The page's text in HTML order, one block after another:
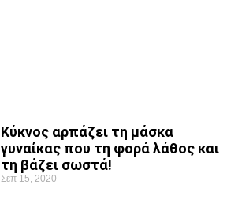
Κύκνος αρπάζει τη μάσκα
γυναίκας που τη φορά λάθος και
τη βάζει σωστά!
Σεπ 15, 2020